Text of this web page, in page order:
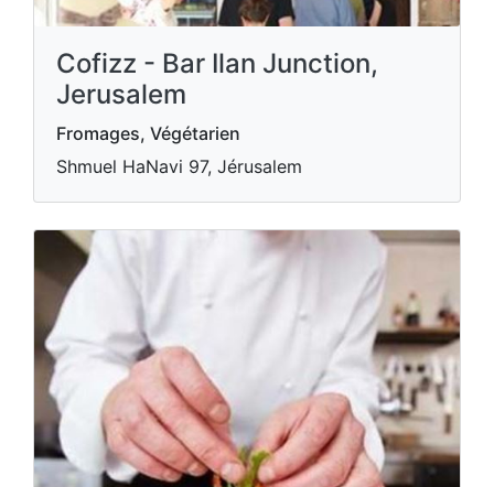
Cofizz - Bar Ilan Junction,
Jerusalem
Fromages, Végétarien
Shmuel HaNavi 97, Jérusalem